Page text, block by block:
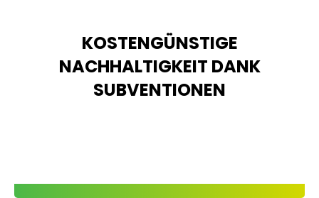
KOSTENGÜNSTIGE
NACHHALTIGKEIT DANK
SUBVENTIONEN